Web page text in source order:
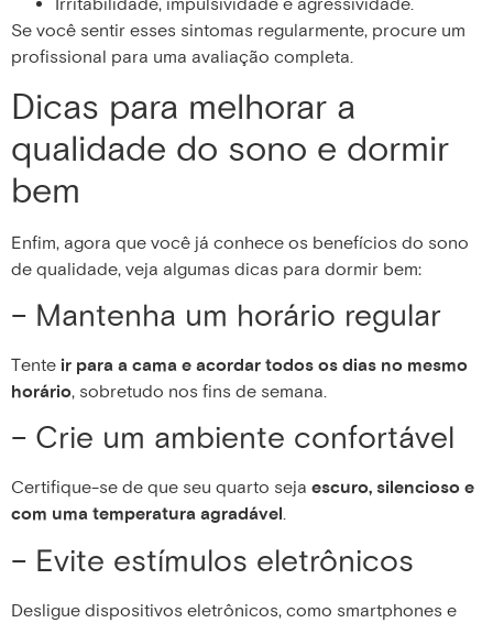
Irritabilidade, impulsividade e agressividade.
Se você sentir esses sintomas regularmente, procure um
profissional para uma avaliação completa.
Dicas para melhorar a
qualidade do sono e dormir
bem
Enfim, agora que você já conhece os benefícios do sono
de qualidade, veja algumas dicas para dormir bem:
– Mantenha um horário regular
Tente ir para a cama e acordar todos os dias no mesmo
horário, sobretudo nos fins de semana.
– Crie um ambiente confortável
Certifique-se de que seu quarto seja escuro, silencioso e
com uma temperatura agradável.
– Evite estímulos eletrônicos
Desligue dispositivos eletrônicos, como smartphones e